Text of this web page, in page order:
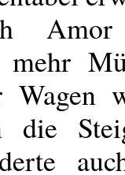
mehr
Wagen
die